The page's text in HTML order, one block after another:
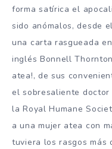
forma satírica el
sido anómalos, desde
una carta rasgueada
inglés Bonnell Thornton
atea!, de sus
el sobresaliente doctor
la Royal Humane
a una mujer atea con
tuviera los rasgos más